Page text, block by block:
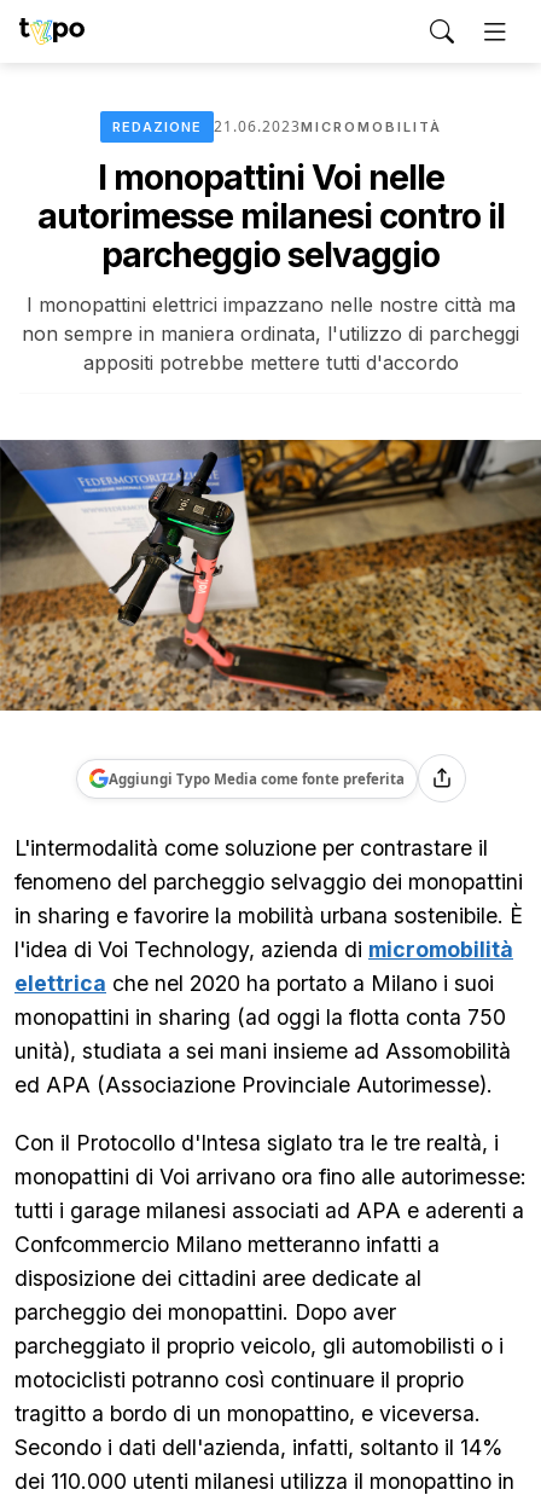
REDAZIONE 21.06.2023MICROMOBILITÀ
I monopattini Voi nelle
autorimesse milanesi contro il
parcheggio selvaggio
I monopattini elettrici impazzano nelle nostre città ma
non sempre in maniera ordinata, l'utilizzo di parcheggi
appositi potrebbe mettere tutti d'accordo
Aggiungi Typo Media come fonte preferita
L'intermodalità come soluzione per contrastare il
fenomeno del parcheggio selvaggio dei monopattini
in sharing e favorire la mobilità urbana sostenibile. È
l'idea di Voi Technology, azienda di micromobilità
elettrica che nel 2020 ha portato a Milano i suoi
monopattini in sharing (ad oggi la flotta conta 750
unità), studiata a sei mani insieme ad Assomobilità
ed APA (Associazione Provinciale Autorimesse).
Con il Protocollo d'Intesa siglato tra le tre realtà, i
monopattini di Voi arrivano ora fino alle autorimesse:
tutti i garage milanesi associati ad APA e aderenti a
Confcommercio Milano metteranno infatti a
disposizione dei cittadini aree dedicate al
parcheggio dei monopattini. Dopo aver
parcheggiato il proprio veicolo, gli automobilisti o i
motociclisti potranno così continuare il proprio
tragitto a bordo di un monopattino, e viceversa.
Secondo i dati dell'azienda, infatti, soltanto il 14%
dei 110.000 utenti milanesi utilizza il monopattino in